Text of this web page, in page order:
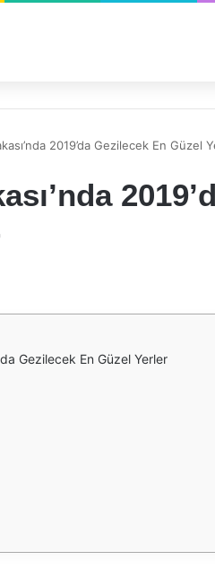
2019’da Gezilecek En Güzel
Gezilecek En Güzel Yerler